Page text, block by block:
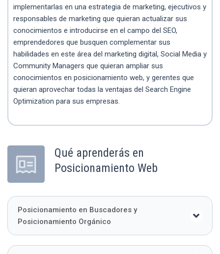
implementarlas en una estrategia de marketing, ejecutivos y
responsables de marketing que quieran actualizar sus
conocimientos e introducirse en el campo del SEO,
emprendedores que busquen complementar sus
habilidades en este área del marketing digital, Social Media y
Community Managers que quieran ampliar sus
conocimientos en posicionamiento web, y gerentes que
quieran aprovechar todas la ventajas del Search Engine
Optimization para sus empresas.
Qué aprenderás en
Posicionamiento Web
Posicionamiento en Buscadores y
Posicionamiento Orgánico